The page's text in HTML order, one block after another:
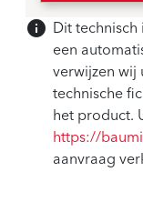
info Dit
een
verwijzen wij
technische
het product.
https://
aanvraag